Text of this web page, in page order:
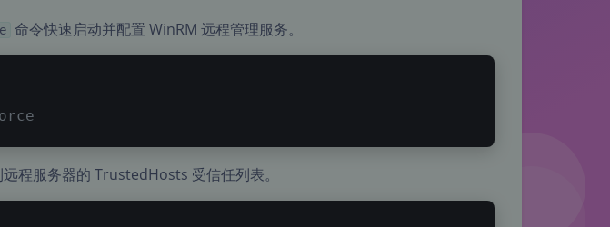
命令快速启动并配置 WinRM 远程管理服务。
程服务器的 TrustedHosts 受信任列表。